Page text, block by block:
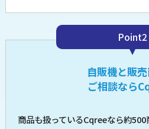
Point2
自販機と販
ご相談なら
商品も扱っているCqreeなら約